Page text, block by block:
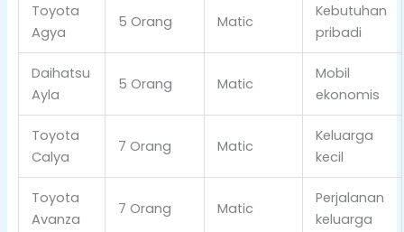
Toyota
Agya
5 Orang Matic
Kebutuhan
pribadi
Daihatsu
Ayla
5 Orang Matic
Mobil
ekonomis
Toyota
Calya
7 Orang Matic
Keluarga
kecil
Toyota
Avanza
7 Orang Matic
Perjalanan
keluarga